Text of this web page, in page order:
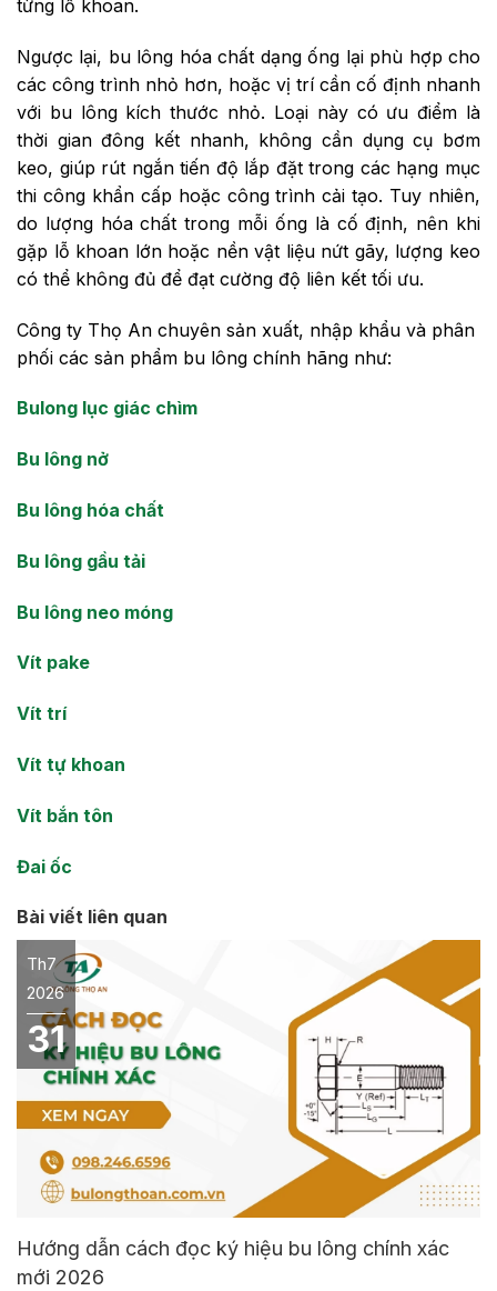
từng lỗ khoan.
Ngược lại, bu lông hóa chất dạng ống lại phù hợp cho
các công trình nhỏ hơn, hoặc vị trí cần cố định nhanh
với bu lông kích thước nhỏ. Loại này có ưu điểm là
thời gian đông kết nhanh, không cần dụng cụ bơm
keo, giúp rút ngắn tiến độ lắp đặt trong các hạng mục
thi công khẩn cấp hoặc công trình cải tạo. Tuy nhiên,
do lượng hóa chất trong mỗi ống là cố định, nên khi
gặp lỗ khoan lớn hoặc nền vật liệu nứt gãy, lượng keo
có thể không đủ để đạt cường độ liên kết tối ưu.
Công ty Thọ An chuyên sản xuất, nhập khẩu và phân
phối các sản phẩm bu lông chính hãng như:
Bulong lục giác chìm
Bu lông nở
Bu lông hóa chất
Bu lông gầu tải
Bu lông neo móng
Vít pake
Vít trí
Vít tự khoan
Vít bắn tôn
Đai ốc
Bài viết liên quan
Th7
2026
31
Hướng dẫn cách đọc ký hiệu bu lông chính xác
mới 2026